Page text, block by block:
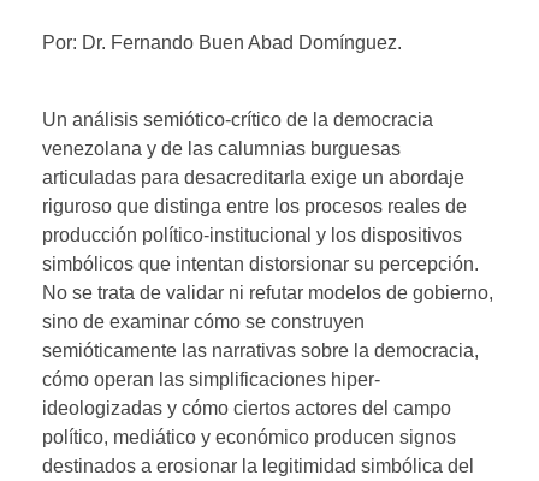
Por: Dr. Fernando Buen Abad Domínguez.
Un análisis semiótico-crítico de la democracia
venezolana y de las calumnias burguesas
articuladas para desacreditarla exige un abordaje
riguroso que distinga entre los procesos reales de
producción político-institucional y los dispositivos
simbólicos que intentan distorsionar su percepción.
No se trata de validar ni refutar modelos de gobierno,
sino de examinar cómo se construyen
semióticamente las narrativas sobre la democracia,
cómo operan las simplificaciones hiper-
ideologizadas y cómo ciertos actores del campo
político, mediático y económico producen signos
destinados a erosionar la legitimidad simbólica del